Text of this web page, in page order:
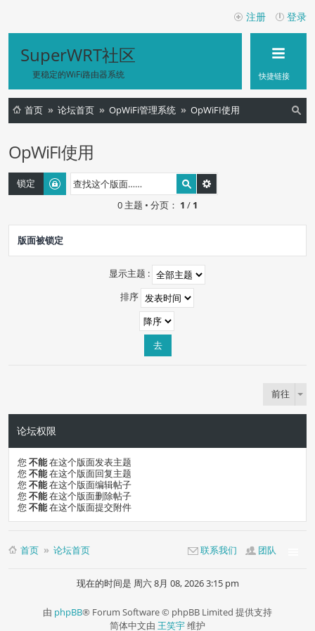
登录
注册
SuperWRT社区
更稳定的WiFi路由器系统 快捷链接
首页 论坛首页 OpWiFi管理系统
OpWiFI使用
OpWiFI使用
锁定
0 主题 • 分页： 1 / 1
版面被锁定
显示主题 :
排序
前往
论坛权限
您 不能在这个版面发表主题
您 不能在这个版面回复主题
您 不能在这个版面编辑帖子
您 不能在这个版面删除帖子
您 不能在这个版面提交附件
首页 论坛首页 团队
联系我们
现在的时间是 周六 8月 08, 2026 3:15 pm
由 phpBB® Forum Software © phpBB Limited 提供支持
简体中文由 王笑宇维护